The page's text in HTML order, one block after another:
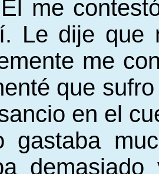
me
Le dije que
me
que
en el
gastaba